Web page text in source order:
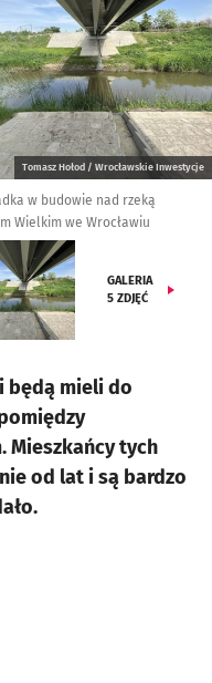
Tomasz Hołod / Wrocławskie Inwestycje
w budowie nad rzeką
Wielkim we Wrocławiu
GALERIA
5 ZDJĘĆ
będą mieli do
Mieszkańcy tych
od lat i są bardzo